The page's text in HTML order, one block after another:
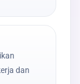
dan